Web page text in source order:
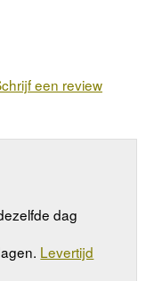
een review
dag
Levertijd